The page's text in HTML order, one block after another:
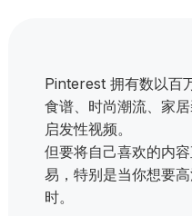
Pinterest 拥有数以
食谱、时尚潮流、家
启发性视频。
但要将自己喜欢的内
易，特别是当你想要
时。